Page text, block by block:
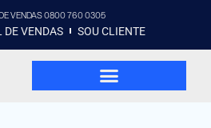
VENDAS 0800 760 0305
DE VENDAS SOU CLIENTE